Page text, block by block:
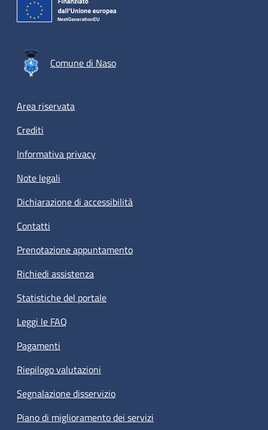
Comune di Naso
Footer menu
Area riservata
Crediti
Informativa privacy
Note legali
Dichiarazione di accessibilità
Contatti
Prenotazione appuntamento
Richiedi assistenza
Statistiche del portale
Leggi le FAQ
Pagamenti
Riepilogo valutazioni
Segnalazione disservizio
Piano di miglioramento dei servizi